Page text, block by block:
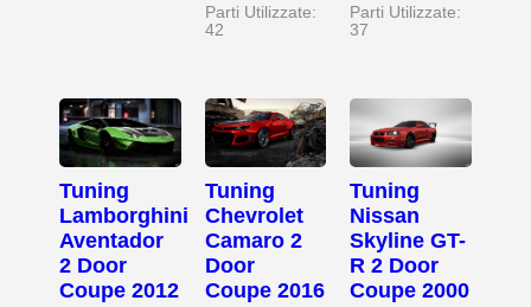
Parti Utilizzate:
42
Parti Utilizzate:
37
Tuning
Lamborghini
Aventador
2 Door
Coupe 2012
Tuning
Chevrolet
Camaro 2
Door
Coupe 2016
Tuning
Nissan
Skyline GT-
R 2 Door
Coupe 2000